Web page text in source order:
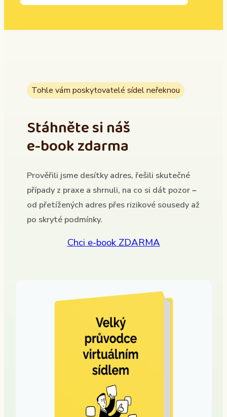
Tohle vám poskytovatelé sídel neřeknou
Stáhněte si náš
e-book zdarma
Prověřili jsme desítky adres, řešili skutečné
případy z praxe a shrnuli, na co si dát pozor –
od přetížených adres přes rizikové sousedy až
po skryté podmínky.
Chci e-book ZDARMA